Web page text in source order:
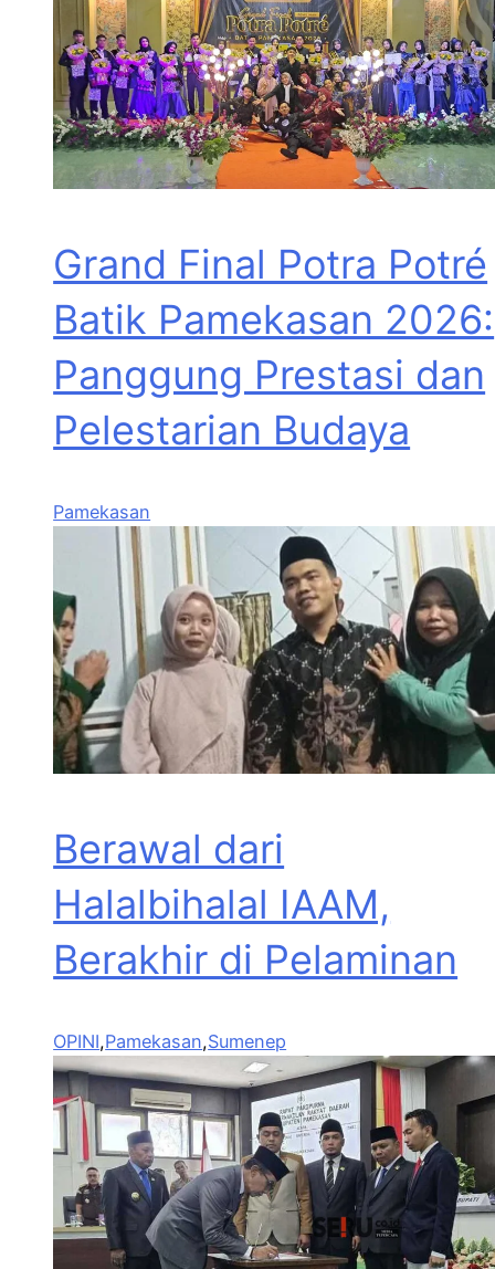
Grand Final Potra Potré
Batik Pamekasan 2026:
Panggung Prestasi dan
Pelestarian Budaya
Pamekasan
Berawal dari
Halalbihalal IAAM,
Berakhir di Pelaminan
OPINI,Pamekasan,Sumenep